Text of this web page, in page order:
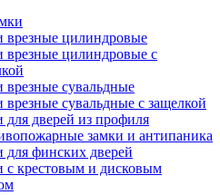
врезные цилиндровые
врезные цилиндровые с
врезные сувальдные
врезные сувальдные с защелкой
для дверей из профиля
замки и антипаника
для финских дверей
с крестовым и дисковым